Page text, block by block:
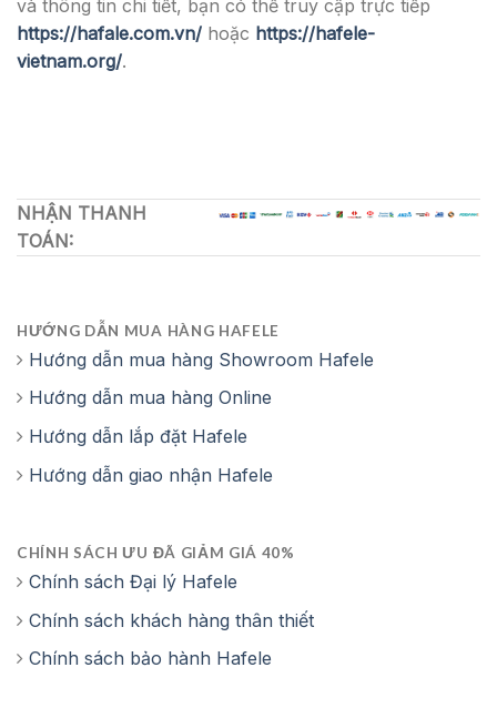
và thông tin chi tiết, bạn có thể truy cập trực tiếp
https://hafale.com.vn/ hoặc https://hafele-
vietnam.org/.
NHẬN THANH
TOÁN:
HƯỚNG DẪN MUA HÀNG HAFELE
Hướng dẫn mua hàng Showroom Hafele
Hướng dẫn mua hàng Online
Hướng dẫn lắp đặt Hafele
Hướng dẫn giao nhận Hafele
CHÍNH SÁCH ƯU ĐÃ GIẢM GIÁ 40%
Chính sách Đại lý Hafele
Chính sách khách hàng thân thiết
Chính sách bảo hành Hafele